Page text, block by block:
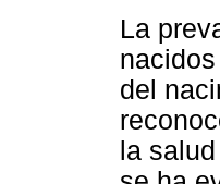
La
del
la